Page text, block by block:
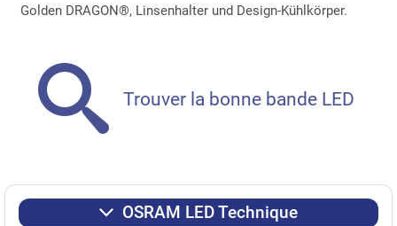
Golden DRAGON®, Linsenhalter und Design-Kühlkörper.
Trouver la bonne bande LED
OSRAM LED Technique